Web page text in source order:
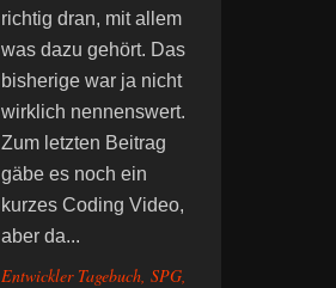
richtig dran, mit allem
was dazu gehört. Das
bisherige war ja nicht
wirklich nennenswert.
Zum letzten Beitrag
gäbe es noch ein
kurzes Coding Video,
aber da...
Entwickler Tagebuch, SPG,